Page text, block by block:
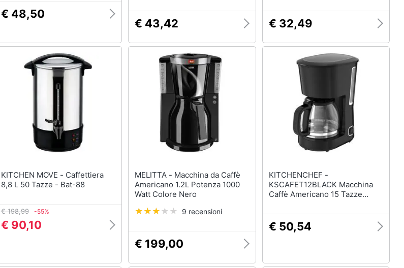
€ 48,50
€ 43,42 € 32,49
KITCHEN MOVE - Caffettiera
8,8 L 50 Tazze - Bat-88
€ 198,99 -55%
€ 90,10
MELITTA - Macchina da Caffè
Americano 1.2L Potenza 1000
Watt Colore Nero
9 recensioni
€ 199,00
KITCHENCHEF -
KSCAFET12BLACK Macchina
Caffè Americano 15 Tazze
€ 50,54